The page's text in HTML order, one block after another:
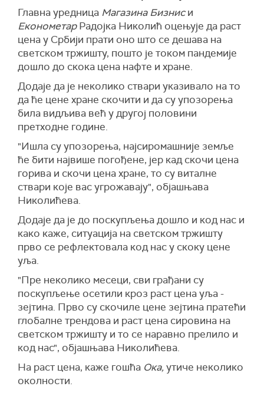
Главна уредница Магазина Бизниси
ЕконометарРадојка Николић оцењује да раст
цена у Србији прати оно што се дешава на
светском тржишту, пошто је током пандемије
дошло до скока цена нафте и хране.
Додаје да је неколико ствари указивало на то
да ће цене хране скочити и да су упозорења
била видљива већ у другој половини
претходне године.
"Ишла су упозорења, најсиромашније земље
ће бити највише погођене, јер кад скочи цена
горива и скочи цена хране, то су виталне
ствари које вас угрожавају", објашњава
Николићева.
Додаје да је до поскупљења дошло и код нас и
како каже, ситуација на светском тржишту
прво се рефлектовала код нас у скоку цене
уља.
"Пре неколико месеци, сви грађани су
поскупљење осетили кроз раст цена уља -
зејтина. Прво су скочиле цене зејтина пратећи
глобалне трендова и раст цена сировина на
светском тржишту и то се наравно прелило и
код нас", објашњава Николићева.
На раст цена, каже гошћа Ока, утиче неколико
околности.